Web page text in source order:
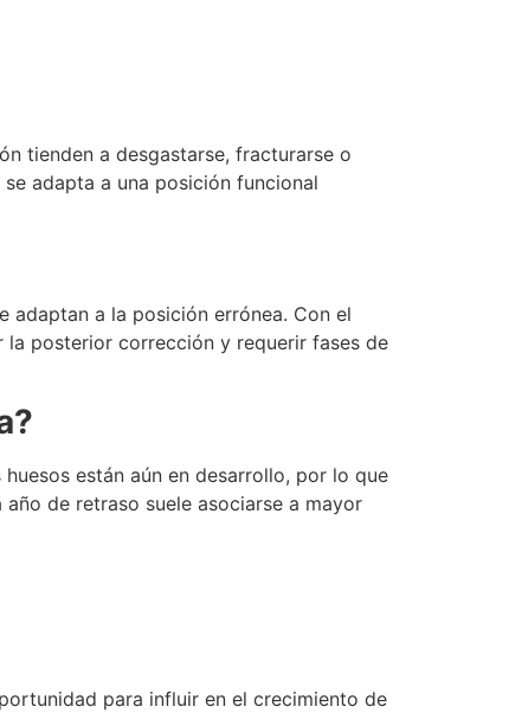
tienden a desgastarse, fracturarse o
adapta a una posición funcional
adaptan a la posición errónea. Con el
posterior corrección y requerir fases de
están aún en desarrollo, por lo que
de retraso suele asociarse a mayor
para influir en el crecimiento de